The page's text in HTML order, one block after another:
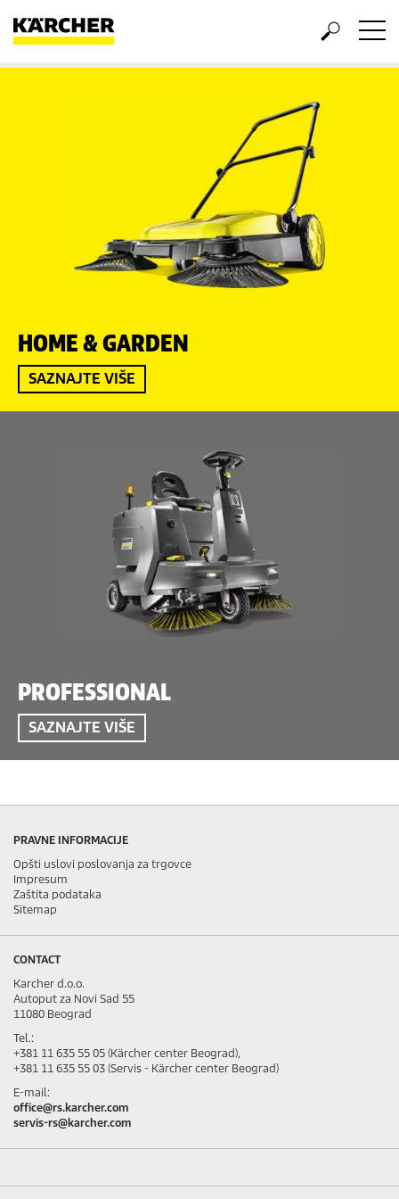
HOME & GARDEN
SAZNAJTE VIŠE
PROFESSIONAL
SAZNAJTE VIŠE
PRAVNE INFORMACIJE
Opšti uslovi poslovanja za trgovce
Impresum
Zaštita podataka
Sitemap
CONTACT
Karcher d.o.o.
Autoput za Novi Sad 55
11080 Beograd
Tel.:
+381 11 635 55 05 (Kärcher center Beograd),
+381 11 635 55 03 (Servis - Kärcher center Beograd)
E-mail:
office@rs.karcher.com
servis-rs@karcher.com